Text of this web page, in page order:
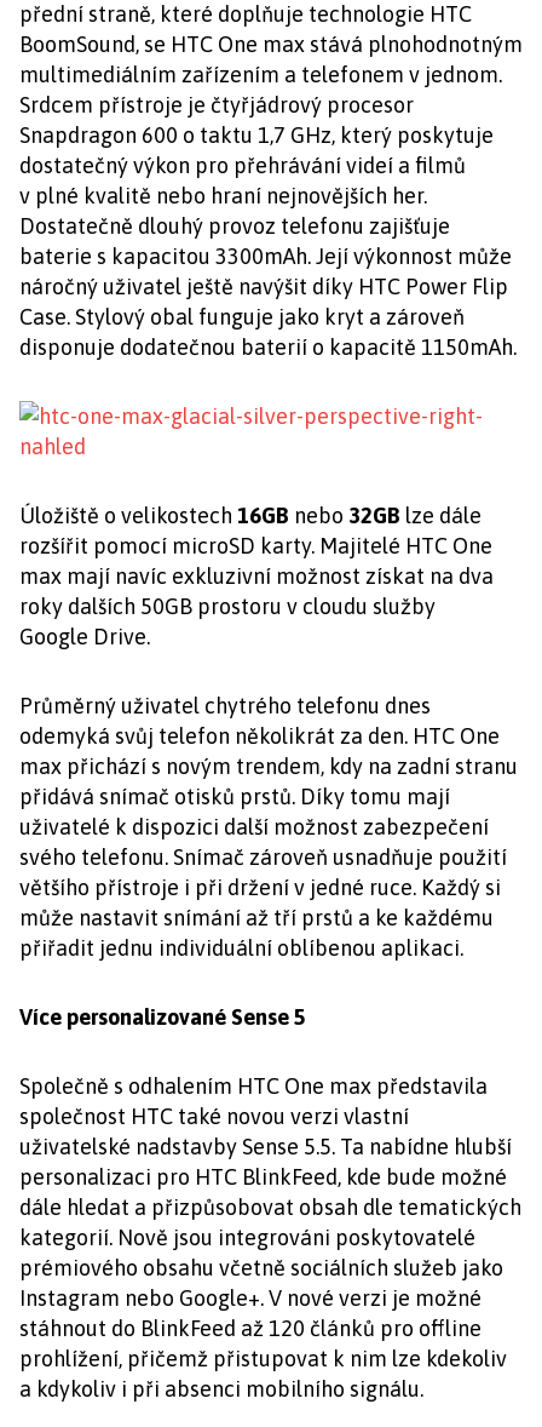
přední straně, které doplňuje technologie HTC
BoomSound, se HTC One max stává plnohodnotným
multimediálním zařízením a telefonem v jednom.
Srdcem přístroje je čtyřjádrový procesor
Snapdragon 600 o taktu 1,7 GHz, který poskytuje
dostatečný výkon pro přehrávání videí a filmů
v plné kvalitě nebo hraní nejnovějších her.
Dostatečně dlouhý provoz telefonu zajišťuje
baterie s kapacitou 3300mAh. Její výkonnost může
náročný uživatel ještě navýšit díky HTC Power Flip
Case. Stylový obal funguje jako kryt a zároveň
disponuje dodatečnou baterií o kapacitě 1150mAh.
Úložiště o velikostech 16GB nebo 32GB lze dále
rozšířit pomocí microSD karty. Majitelé HTC One
max mají navíc exkluzivní možnost získat na dva
roky dalších 50GB prostoru v cloudu služby
Google Drive.
Průměrný uživatel chytrého telefonu dnes
odemyká svůj telefon několikrát za den. HTC One
max přichází s novým trendem, kdy na zadní stranu
přidává snímač otisků prstů. Díky tomu mají
uživatelé k dispozici další možnost zabezpečení
svého telefonu. Snímač zároveň usnadňuje použití
většího přístroje i při držení v jedné ruce. Každý si
může nastavit snímání až tří prstů a ke každému
přiřadit jednu individuální oblíbenou aplikaci.
Více personalizované Sense 5
Společně s odhalením HTC One max představila
společnost HTC také novou verzi vlastní
uživatelské nadstavby Sense 5.5. Ta nabídne hlubší
personalizaci pro HTC BlinkFeed, kde bude možné
dále hledat a přizpůsobovat obsah dle tematických
kategorií. Nově jsou integrováni poskytovatelé
prémiového obsahu včetně sociálních služeb jako
Instagram nebo Google+. V nové verzi je možné
stáhnout do BlinkFeed až 120 článků pro offline
prohlížení, přičemž přistupovat k nim lze kdekoliv
a kdykoliv i při absenci mobilního signálu.